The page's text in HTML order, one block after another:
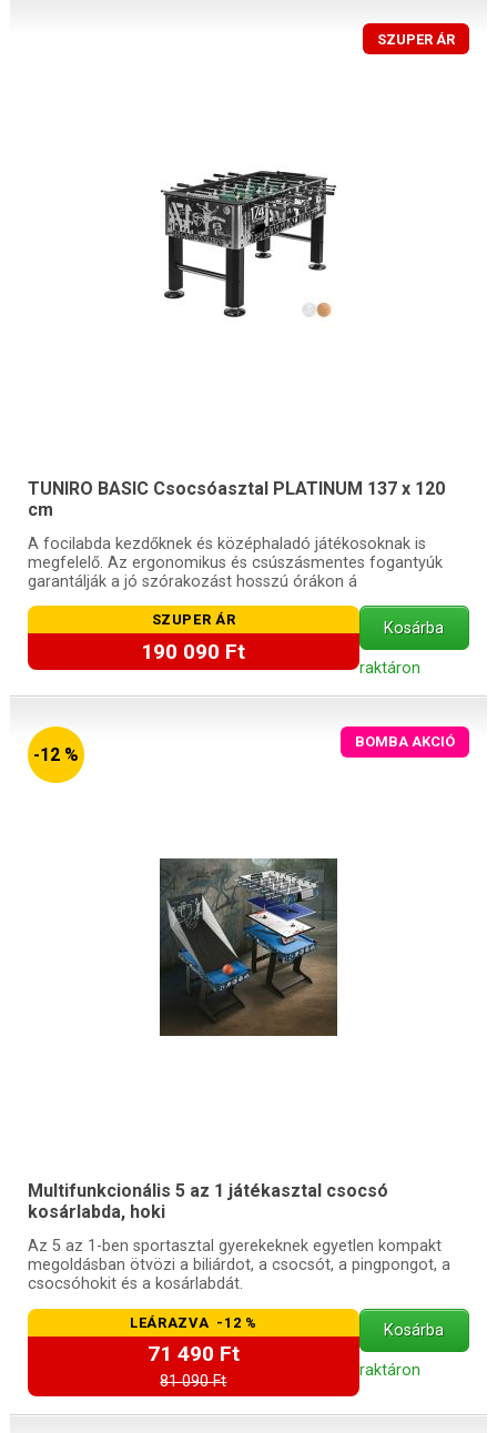
SZUPER ÁR
TUNIRO BASIC Csocsóasztal PLATINUM 137 x 120
cm
A focilabda kezdőknek és középhaladó játékosoknak is
megfelelő. Az ergonomikus és csúszásmentes fogantyúk
garantálják a jó szórakozást hosszú órákon á
SZUPER ÁR
190 090 Ft
Kosárba
raktáron
-12 %
BOMBA AKCIÓ
Multifunkcionális 5 az 1 játékasztal csocsó
kosárlabda, hoki
Az 5 az 1-ben sportasztal gyerekeknek egyetlen kompakt
megoldásban ötvözi a biliárdot, a csocsót, a pingpongot, a
csocsóhokit és a kosárlabdát.
LEÁRAZVA -12 %
71 490 Ft
81 090 Ft
Kosárba
raktáron